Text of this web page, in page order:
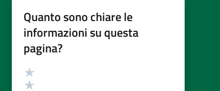
Quanto sono chiare le
informazioni su questa
pagina?
Valutazione